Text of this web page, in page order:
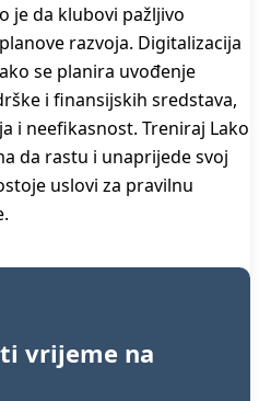
je da klubovi pažljivo
razvoja. Digitalizacija
se planira uvođenje
i finansijskih sredstava,
i neefikasnost. Treniraj Lako
da rastu i unaprijede svoj
uslovi za pravilnu
vrijeme na